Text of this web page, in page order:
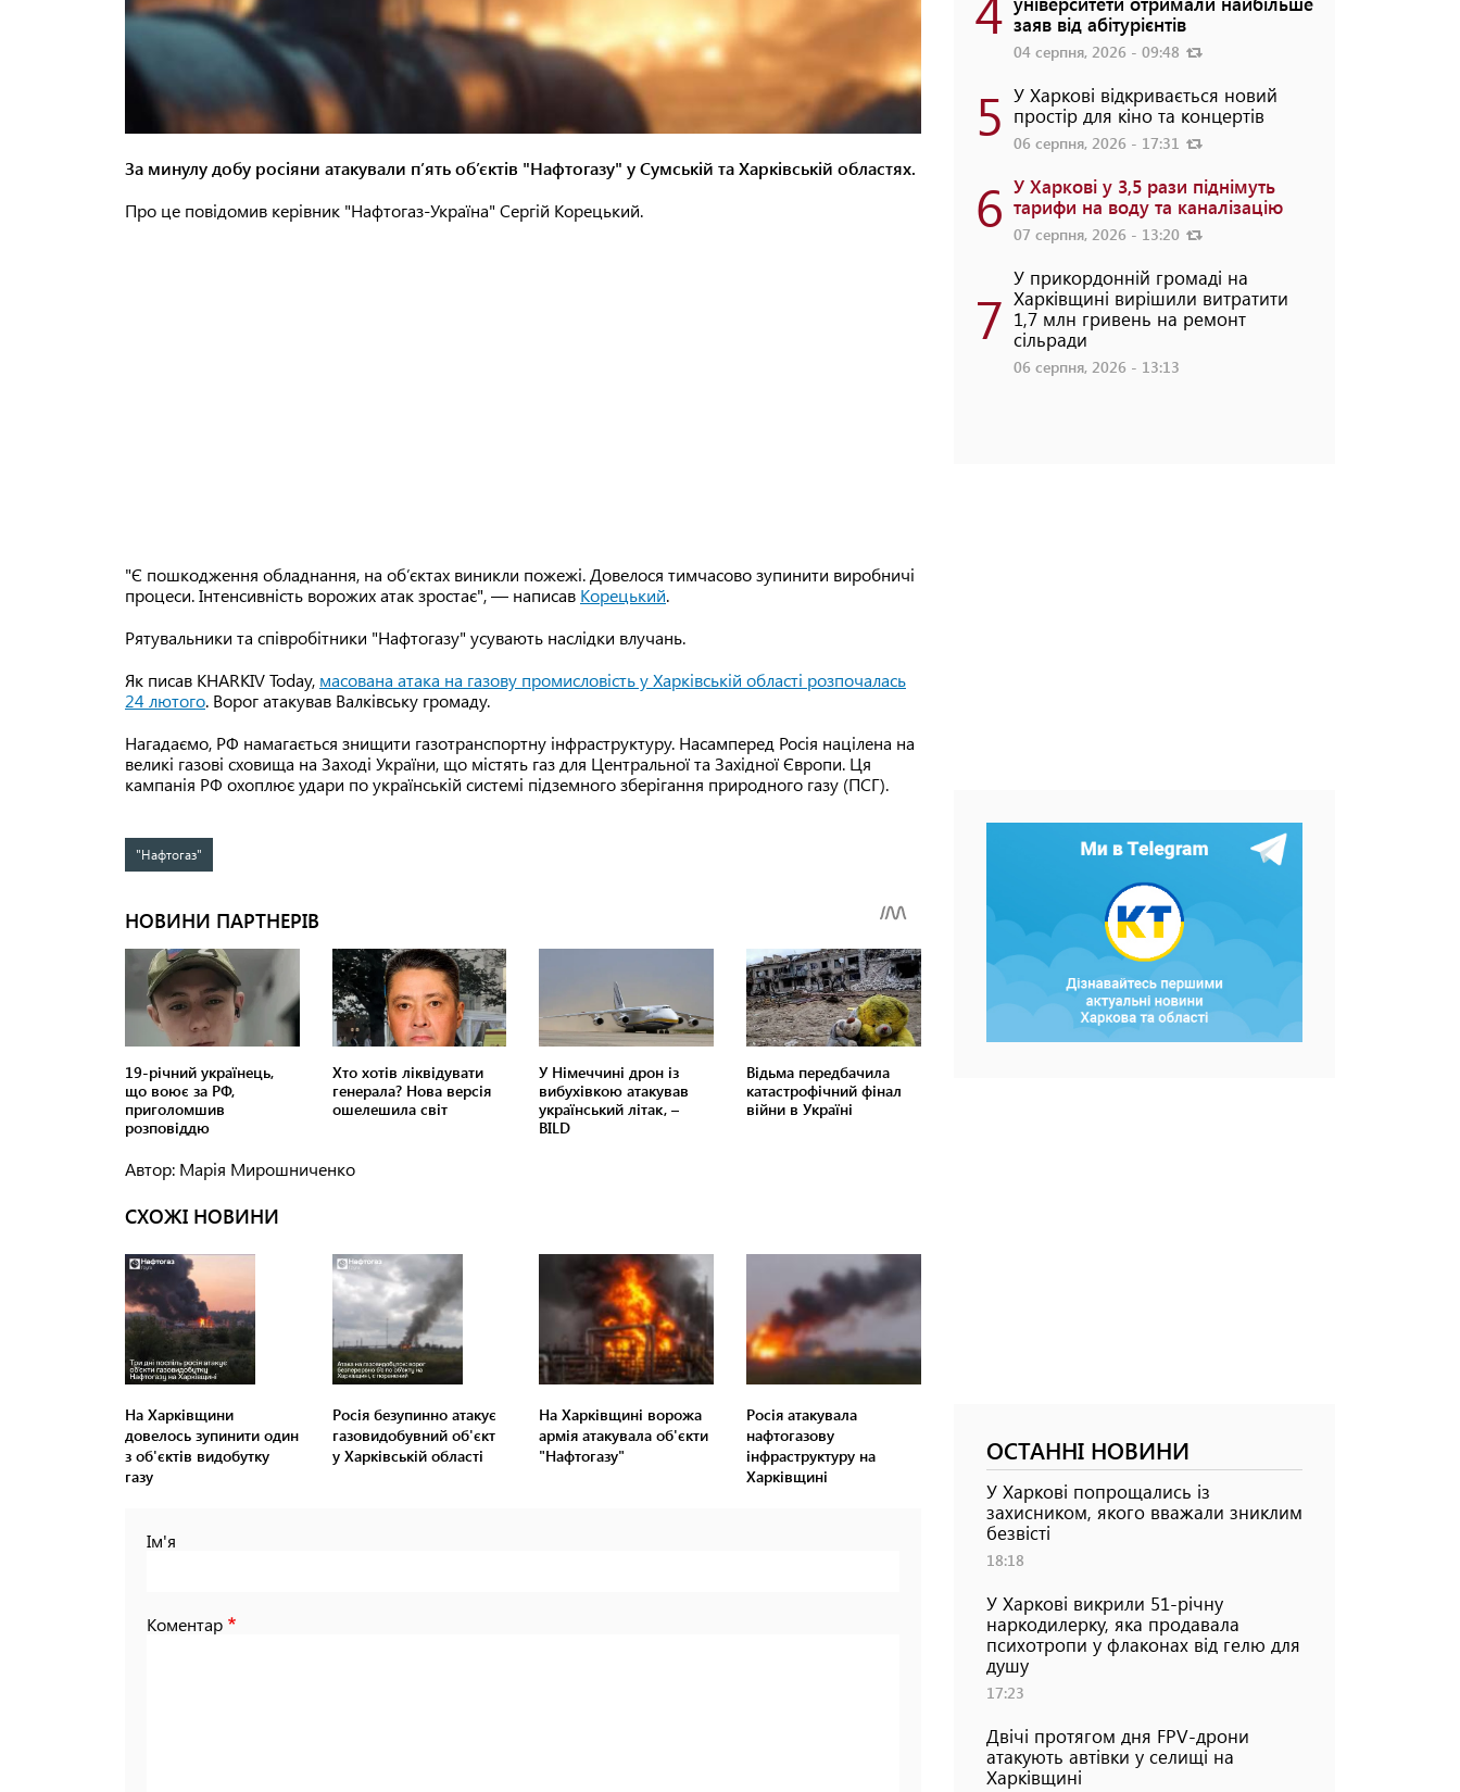
За минулу добу росіяни атакували п’ять об’єктів "Нафтогазу" у Сумській та Харківській областях.
Про це повідомив керівник "Нафтогаз-Україна" Сергій Корецький.
"Є пошкодження обладнання, на об’єктах виникли пожежі. Довелося тимчасово зупинити виробничі
процеси. Інтенсивність ворожих атак зростає", — написав Корецький.
Рятувальники та співробітники "Нафтогазу" усувають наслідки влучань.
Як писав KHARKIV Today, масована атака на газову промисловість у Харківській області розпочалась
24 лютого. Ворог атакував Валківську громаду.
Нагадаємо, РФ намагається знищити газотранспортну інфраструктуру. Насамперед Росія націлена на
великі газові сховища на Заході України, що містять газ для Центральної та Західної Європи. Ця
кампанія РФ охоплює удари по українській системі підземного зберігання природного газу (ПСГ).
"Нафтогаз"
Автор: Марія Мирошниченко
СХОЖІ НОВИНИ
На Харківщини
довелось зупинити один
з об'єктів видобутку
газу
Росія безупинно атакує
газовидобувний об'єкт
у Харківській області
На Харківщині ворожа
армія атакувала об'єкти
"Нафтогазу"
Росія атакувала
нафтогазову
інфраструктуру на
Харківщині
Ім'я
Коментар
заяв від абітурієнтів
04 серпня, 2026 - 09:48
5 У Харкові відкривається новий
простір для кіно та концертів
06 серпня, 2026 - 17:31
6 У Харкові у 3,5 рази піднімуть
тарифи на воду та каналізацію
07 серпня, 2026 - 13:20
7
У прикордонній громаді на
Харківщині вирішили витратити
1,7 млн гривень на ремонт
сільради
06 серпня, 2026 - 13:13
ОСТАННІ НОВИНИ
У Харкові попрощались із
захисником, якого вважали зниклим
безвісті
18:18
У Харкові викрили 51-річну
наркодилерку, яка продавала
психотропи у флаконах від гелю для
душу
17:23
Двічі протягом дня FPV-дрони
атакують автівки у селищі на
Харківщині